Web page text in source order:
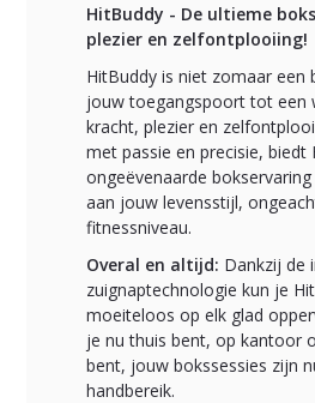
HitBuddy - De ultieme
plezier en zelfontplooiing!
HitBuddy is niet zomaar een
jouw toegangspoort tot een
kracht, plezier en
met passie en precisie, biedt
ongeëvenaarde
aan jouw levensstijl,
fitnessniveau.
Overal en altijd: Dankzij de
zuignaptechnologie kun je
moeiteloos op elk glad
je nu thuis bent, op kantoor
bent, jouw bokssessies zijn
handbereik.